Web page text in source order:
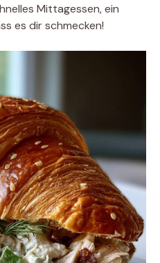
Mittagessen, ein
es dir schmecken!